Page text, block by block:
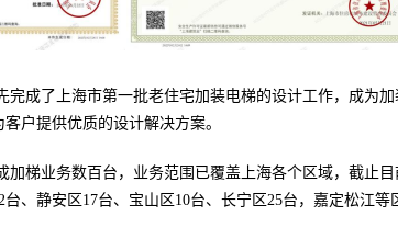
成了上海市第一批老住宅加装电梯的设计工作，成为
户提供优质的设计解决方案。
加梯业务数百台，业务范围已覆盖上海各个区域，截止
、静安区17台、宝山区10台、长宁区25台，嘉定松江